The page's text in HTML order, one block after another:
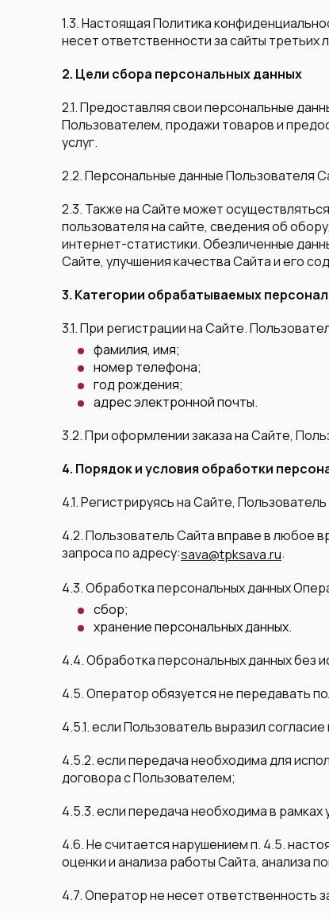
1.3. Настоящая Политика
несет ответственности за сайты
2. Цели сбора персональных данных
2.1. Предоставляя свои персональные
Пользователем, продажи товаров и
услуг.
2.2. Персональные данные Пользователя
2.3. Также на Сайте может
пользователя на сайте, сведения об
интернет-статистики. Обезличенные
Сайте, улучшения качества Сайта и его
3. Категории обрабатываемых
3.1. При регистрации на Сайте.
фамилия, имя;
номер телефона;
год рождения;
адрес электронной почты.
3.2. При оформлении заказа на Сайте,
4. Порядок и условия обработки
4.1. Регистрируясь на Сайте,
4.2. Пользователь Сайта вправе в любое
запроса по адресу:sava@tpksava.ru.
4.3. Обработка персональных данных
сбор;
хранение персональных данных.
4.4. Обработка персональных данных без
4.5. Оператор обязуется не передавать
4.5.1. если Пользователь выразил
4.5.2. если передача необходима для
договора с Пользователем;
4.5.3. если передача необходима в
4.6. Не считается нарушением п. 4.5.
оценки и анализа работы Сайта, анализа
4.7. Оператор не несет ответственность